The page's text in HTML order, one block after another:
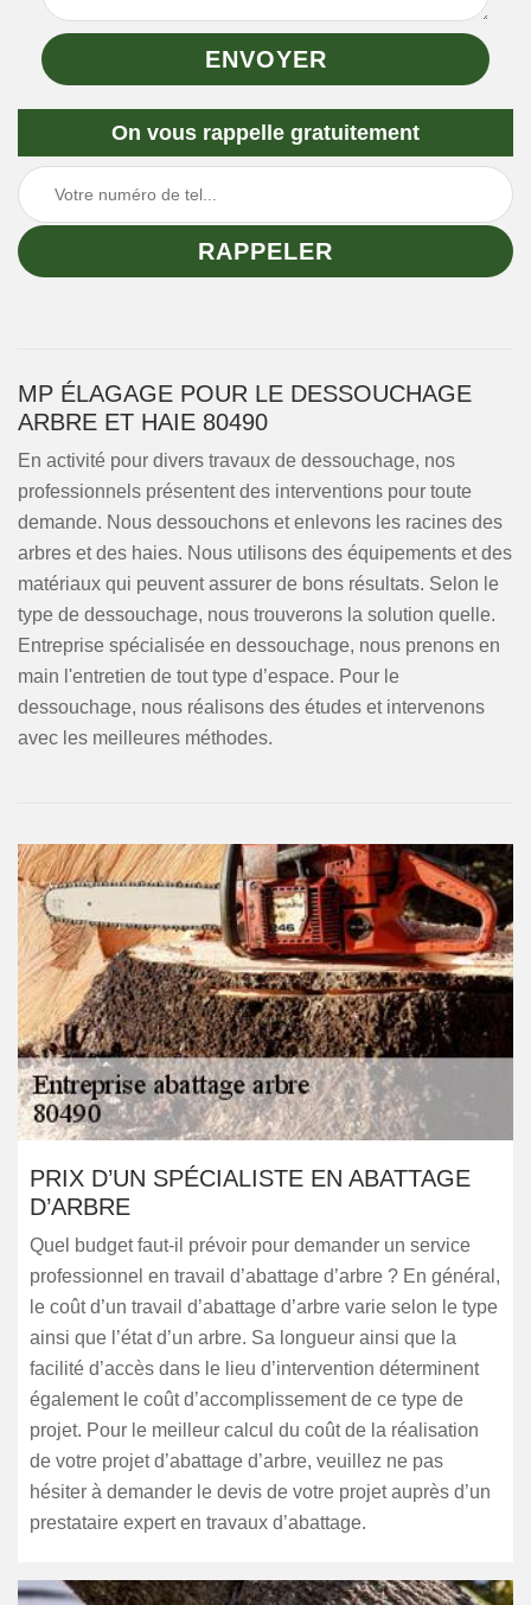
On vous rappelle gratuitement
MP ÉLAGAGE POUR LE DESSOUCHAGE
ARBRE ET HAIE 80490
En activité pour divers travaux de dessouchage, nos
professionnels présentent des interventions pour toute
demande. Nous dessouchons et enlevons les racines des
arbres et des haies. Nous utilisons des équipements et des
matériaux qui peuvent assurer de bons résultats. Selon le
type de dessouchage, nous trouverons la solution quelle.
Entreprise spécialisée en dessouchage, nous prenons en
main l'entretien de tout type d’espace. Pour le
dessouchage, nous réalisons des études et intervenons
avec les meilleures méthodes.
PRIX D’UN SPÉCIALISTE EN ABATTAGE
D’ARBRE
Quel budget faut-il prévoir pour demander un service
professionnel en travail d’abattage d’arbre ? En général,
le coût d’un travail d’abattage d’arbre varie selon le type
ainsi que l’état d’un arbre. Sa longueur ainsi que la
facilité d’accès dans le lieu d’intervention déterminent
également le coût d’accomplissement de ce type de
projet. Pour le meilleur calcul du coût de la réalisation
de votre projet d’abattage d’arbre, veuillez ne pas
hésiter à demander le devis de votre projet auprès d’un
prestataire expert en travaux d’abattage.